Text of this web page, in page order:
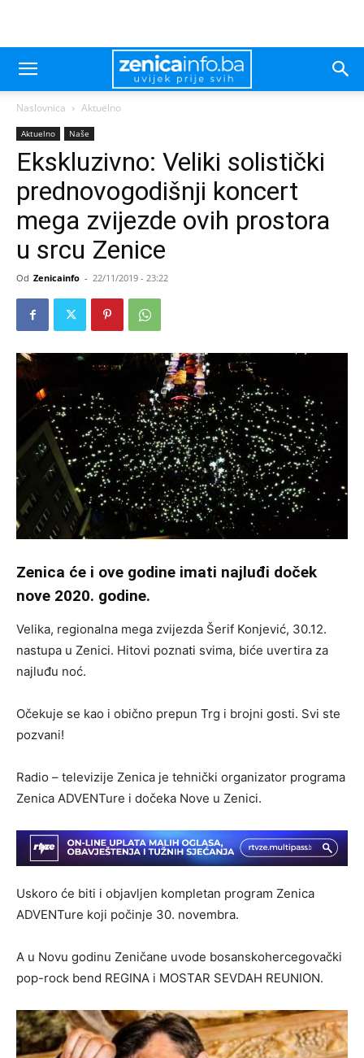
Naslovnica Aktuelno
Aktuelno Naše
Ekskluzivno: Veliki solistički
prednovogodišnji koncert
mega zvijezde ovih prostora
u srcu Zenice
Od Zenicainfo - 22/11/2019 - 23:22
Zenica će i ove godine imati najluđi doček
nove 2020. godine.
Velika, regionalna mega zvijezda Šerif Konjević, 30.12.
nastupa u Zenici. Hitovi poznati svima, biće uvertira za
najluđu noć.
Očekuje se kao i obično prepun Trg i brojni gosti. Svi ste
pozvani!
Radio – televizije Zenica je tehnički organizator programa
Zenica ADVENTure i dočeka Nove u Zenici.
Uskoro će biti i objavljen kompletan program Zenica
ADVENTure koji počinje 30. novembra.
A u Novu godinu Zeničane uvode bosanskohercegovački
pop-rock bend REGINA i MOSTAR SEVDAH REUNION.